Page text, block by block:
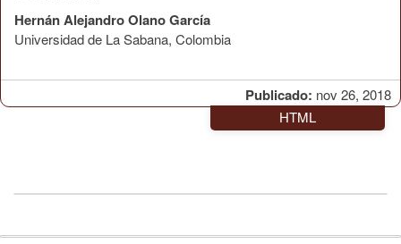
Publicado: nov 26, 2018
Hernán Alejandro Olano García
Universidad de La Sabana, Colombia
HTML